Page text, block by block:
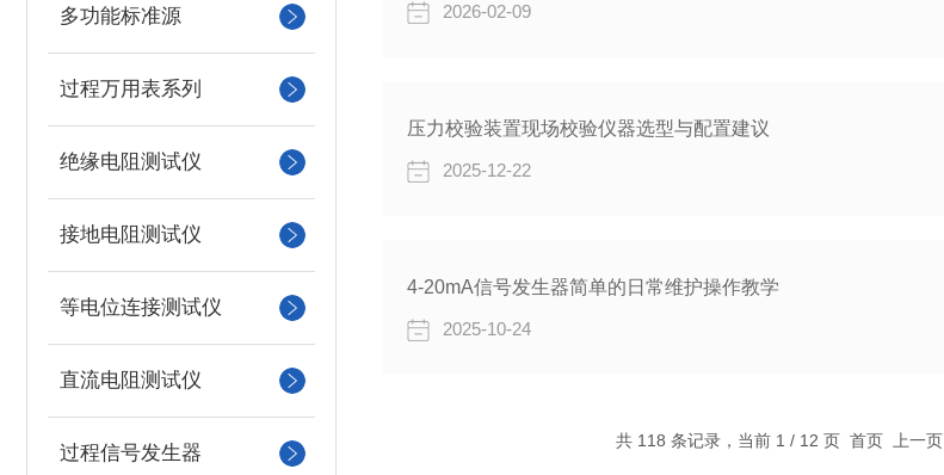
多功能标准源
过程万用表系列
绝缘电阻测试仪
接地电阻测试仪
等电位连接测试仪
直流电阻测试仪
过程信号发生器
2026-02-09
压力校验装置现场校验仪器选型与配置建议
2025-12-22
4-20mA信号发生器简单的日常维护操作教学
2025-10-24
共 118 条记录，当前 1 / 12 页 首页 上一页